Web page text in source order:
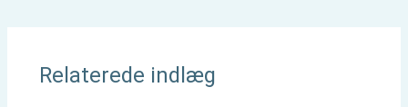
Relaterede indlæg